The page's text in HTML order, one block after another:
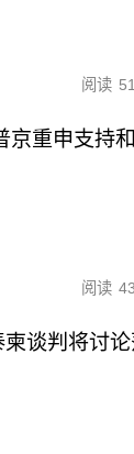
阅读
京重申支持
阅读
谈判将讨